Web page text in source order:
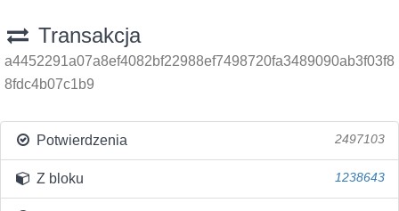
Transakcja
a4452291a07a8ef4082bf22988ef7498720fa3489090ab3f03f8
8fdc4b07c1b9
Potwierdzenia 2497103
Z bloku 1238643